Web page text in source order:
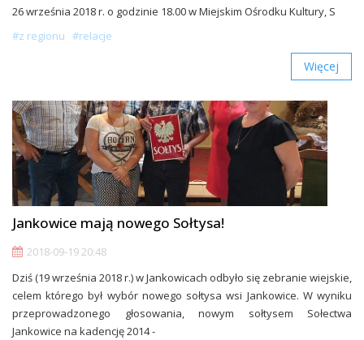
26 września 2018 r. o godzinie 18.00 w Miejskim Ośrodku Kultury, S
#z regionu #relacje
Więcej
Jankowice mają nowego Sołtysa!
2018-09-19 20:48
Dziś (19 września 2018 r.) w Jankowicach odbyło się zebranie wiejskie,
celem którego był wybór nowego sołtysa wsi Jankowice. W wyniku
przeprowadzonego głosowania, nowym sołtysem Sołectwa
Jankowice na kadencję 2014 -